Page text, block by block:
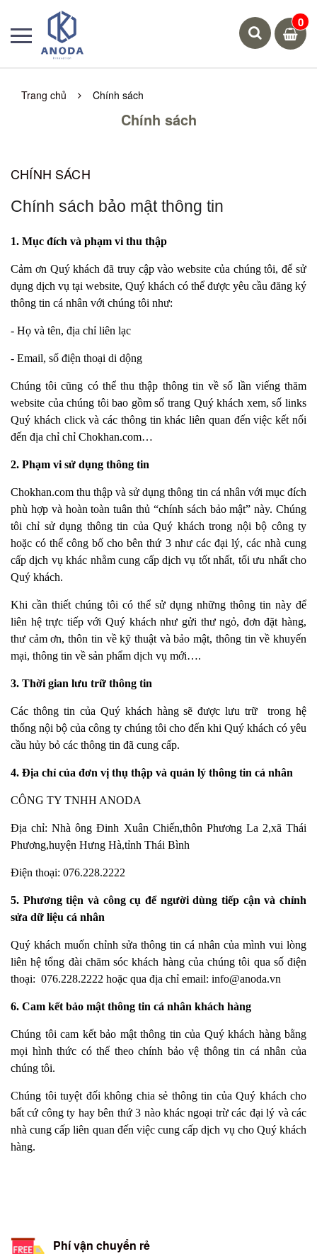
0
Trang chủ Chính sách
Chính sách
CHÍNH SÁCH
Chính sách bảo mật thông tin
1. Mục đích và phạm vi thu thập
Cảm ơn Quý khách đã truy cập vào website của chúng tôi, để sử
dụng dịch vụ tại website, Quý khách có thể được yêu cầu đăng ký
thông tin cá nhân với chúng tôi như:
- Họ và tên, địa chỉ liên lạc
- Email, số điện thoại di dộng
Chúng tôi cũng có thể thu thập thông tin về số lần viếng thăm
website của chúng tôi bao gồm số trang Quý khách xem, số links
Quý khách click và các thông tin khác liên quan đến việc kết nối
đến địa chỉ chỉ Chokhan.com…
2. Phạm vi sử dụng thông tin
Chokhan.com thu thập và sử dụng thông tin cá nhân với mục đích
phù hợp và hoàn toàn tuân thủ “chính sách bảo mật” này. Chúng
tôi chỉ sử dụng thông tin của Quý khách trong nội bộ công ty
hoặc có thể công bố cho bên thứ 3 như các đại lý, các nhà cung
cấp dịch vụ khác nhằm cung cấp dịch vụ tốt nhất, tối ưu nhất cho
Quý khách.
Khi cần thiết chúng tôi có thể sử dụng những thông tin này để
liên hệ trực tiếp với Quý khách như gửi thư ngỏ, đơn đặt hàng,
thư cảm ơn, thôn tin về kỹ thuật và bảo mật, thông tin về khuyến
mại, thông tin về sản phẩm dịch vụ mới….
3. Thời gian lưu trữ thông tin
Các thông tin của Quý khách hàng sẽ được lưu trữ trong hệ
thống nội bộ của công ty chúng tôi cho đến khi Quý khách có yêu
cầu hủy bỏ các thông tin đã cung cấp.
4. Địa chỉ của đơn vị thụ thập và quản lý thông tin cá nhân
CÔNG TY TNHH ANODA
Địa chỉ:Nhà ông Đinh Xuân Chiến,thôn Phương La 2,xã Thái
Phương,huyện Hưng Hà,tỉnh Thái Bình
Điện thoại: 076.228.2222
5. Phương tiện và công cụ để người dùng tiếp cận và chỉnh
sửa dữ liệu cá nhân
Quý khách muốn chỉnh sửa thông tin cá nhân của mình vui lòng
liên hệ tổng đài chăm sóc khách hàng của chúng tôi qua số điện
thoại: 076.228.2222 hoặc qua địa chỉ email: info@anoda.vn
6. Cam kết bảo mật thông tin cá nhân khách hàng
Chúng tôi cam kết bảo mật thông tin của Quý khách hàng bằng
mọi hình thức có thể theo chính bảo vệ thông tin cá nhân của
chúng tôi.
Chúng tôi tuyệt đối không chia sẻ thông tin của Quý khách cho
bất cứ công ty hay bên thứ 3 nào khác ngoại trừ các đại lý và các
nhà cung cấp liên quan đến việc cung cấp dịch vụ cho Quý khách
hàng.
Phí vận chuyển rẻ